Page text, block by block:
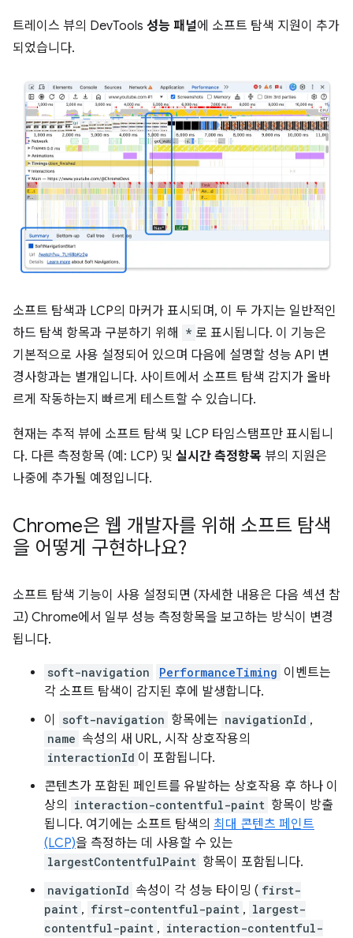
트레이스 뷰의 DevTools 성능 패널에 소프트 탐색 지원이 추가
되었습니다.
소프트 탐색과 LCP의 마커가 표시되며, 이 두 가지는 일반적인
하드 탐색 항목과 구분하기 위해
* 로 표시됩니다. 이 기능은
기본적으로 사용 설정되어 있으며 다음에 설명할 성능 API 변
경사항과는 별개입니다. 사이트에서 소프트 탐색 감지가 올바
르게 작동하는지 빠르게 테스트할 수 있습니다.
현재는 추적 뷰에 소프트 탐색 및 LCP 타임스탬프만 표시됩니
다. 다른 측정항목 (예: LCP) 및 실시간 측정항목 뷰의 지원은
나중에 추가될 예정입니다.
Chrome은 웹 개발자를 위해 소프트 탐색
을 어떻게 구현하나요?
소프트 탐색 기능이 사용 설정되면 (자세한 내용은 다음 섹션 참
고) Chrome에서 일부 성능 측정항목을 보고하는 방식이 변경
됩니다.
soft-navigation PerformanceTiming 이벤트는
각 소프트 탐색이 감지된 후에 발생합니다.
이
soft-navigation 항목에는 navigationId ,
name 속성의 새 URL, 시작 상호작용의
interactionId 이 포함됩니다.
콘텐츠가 포함된 페인트를 유발하는 상호작용 후 하나 이
상의
interaction-contentful-paint 항목이 방출
됩니다. 여기에는 소프트 탐색의 최대 콘텐츠 페인트
(LCP)을 측정하는 데 사용할 수 있는
largestContentfulPaint 항목이 포함됩니다.
navigationId 속성이 각 성능 타이밍 ( first-
paint , first-contentful-paint , largest-
contentful-paint , interaction-contentful-